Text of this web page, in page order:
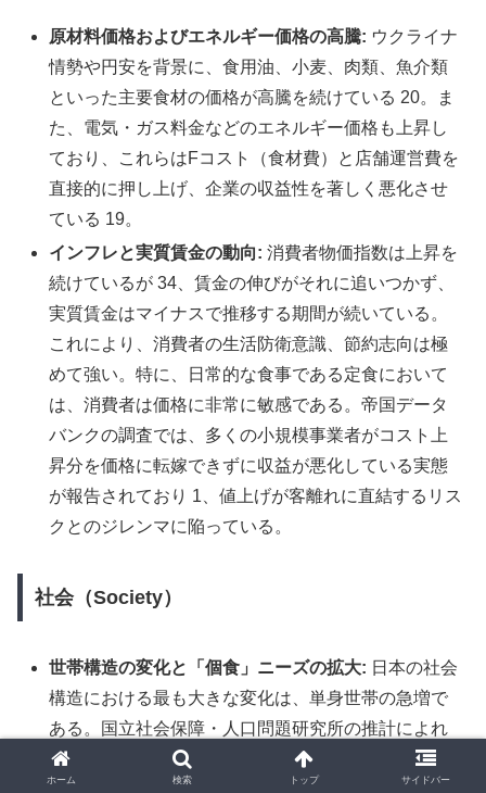
原材料価格およびエネルギー価格の高騰: ウクライナ
情勢や円安を背景に、食用油、小麦、肉類、魚介類
といった主要食材の価格が高騰を続けている 20。ま
た、電気・ガス料金などのエネルギー価格も上昇し
ており、これらはFコスト（食材費）と店舗運営費を
直接的に押し上げ、企業の収益性を著しく悪化させ
ている 19。
インフレと実質賃金の動向: 消費者物価指数は上昇を
続けているが 34、賃金の伸びがそれに追いつかず、
実質賃金はマイナスで推移する期間が続いている。
これにより、消費者の生活防衛意識、節約志向は極
めて強い。特に、日常的な食事である定食において
は、消費者は価格に非常に敏感である。帝国データ
バンクの調査では、多くの小規模事業者がコスト上
昇分を価格に転嫁できずに収益が悪化している実態
が報告されており 1、値上げが客離れに直結するリス
クとのジレンマに陥っている。
社会（Society）
世帯構造の変化と「個食」ニーズの拡大: 日本の社会
構造における最も大きな変化は、単身世帯の急増で
ある。国立社会保障・人口問題研究所の推計によれ
ば、2020年時点で一般世帯の38%を占める単身世帯
は、2030年には約2,025万世帯に達すると予測されて
ホーム 検索 トップ サイドバー